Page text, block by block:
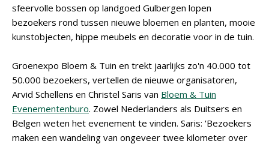
sfeervolle bossen op landgoed Gulbergen lopen
bezoekers rond tussen nieuwe bloemen en planten, mooie
kunstobjecten, hippe meubels en decoratie voor in de tuin.
Groenexpo Bloem & Tuin en trekt jaarlijks zo'n 40.000 tot
50.000 bezoekers, vertellen de nieuwe organisatoren,
Arvid Schellens en Christel Saris van Bloem & Tuin
Evenementenburo. Zowel Nederlanders als Duitsers en
Belgen weten het evenement te vinden. Saris: 'Bezoekers
maken een wandeling van ongeveer twee kilometer over